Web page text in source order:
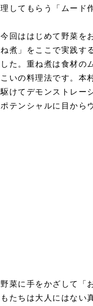
理してもらう「ムード
今回ははじめて野菜を
ね煮」をここで実践す
した。重ね煮は食材の
こいの料理法です。本
駆けてデモンストレー
ポテンシャルに目から
野菜に手をかざして「
もたちは大人にはない